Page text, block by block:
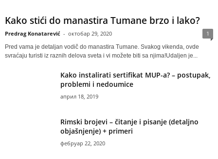
Kako stići do manastira Tumane brzo i lako?
Predrag Konatarević - октобар 29, 2020 1
Pred vama je detaljan vodič do manastira Tumane. Svakog vikenda, ovde
svraćaju turisti iz raznih delova sveta i vi možete biti sa njima!Udaljen je...
Kako instalirati sertifikat MUP-a? – postupak,
problemi i nedoumice
април 18, 2019
Rimski brojevi – čitanje i pisanje (detaljno
objašnjenje) + primeri
фебруар 22, 2020